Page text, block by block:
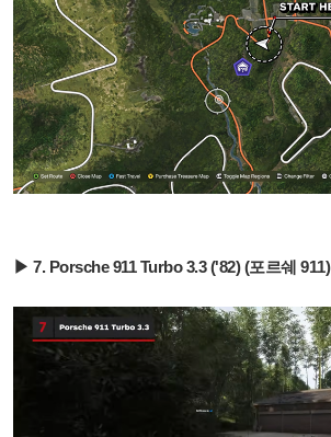
▶ 7. Porsche 911 Turbo 3.3 ('82) (포르쉐 911)